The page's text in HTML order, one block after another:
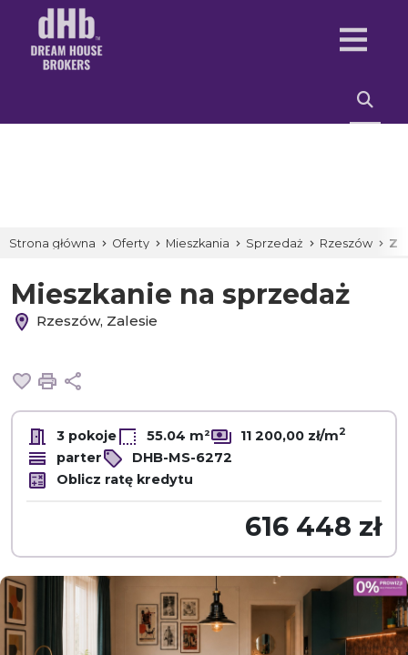
Strona główna Oferty Mieszkania Sprzedaż Rzeszów
Mieszkanie na sprzedaż
Rzeszów, Zalesie
Dodaj do ulubionych
Drukuj
3 pokoje 55.04 m² 11 200,00 zł/m2
parter
DHB-MS-6272
Oblicz ratę kredytu
616 448 zł